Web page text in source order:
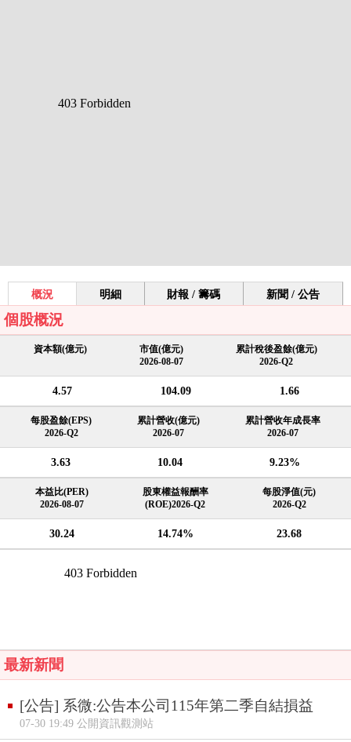
概況 明細 財報 / 籌碼 新聞 / 公告
個股概況
資本額(億元)
市值(億元)
2026-08-07
累計稅後盈餘(億元)
2026-Q2
4.57 104.09 1.66
每股盈餘(EPS)
2026-Q2
累計營收(億元)
2026-07
累計營收年成長率
2026-07
3.63 10.04 9.23%
本益比(PER)
2026-08-07
股東權益報酬率
(ROE)2026-Q2
每股淨值(元)
2026-Q2
30.24 14.74% 23.68
最新新聞
[公告] 系微:公告本公司115年第二季自結損益
07-30 19:49 公開資訊觀測站